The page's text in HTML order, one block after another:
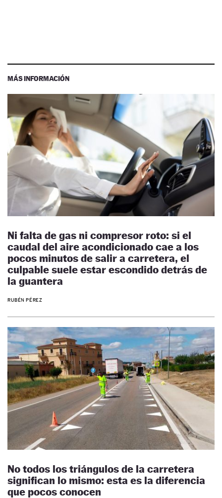
MÁS INFORMACIÓN
Ni falta de gas ni compresor roto: si el
caudal del aire acondicionado cae a los
pocos minutos de salir a carretera, el
culpable suele estar escondido detrás de
la guantera
RUBÉN PÉREZ
No todos los triángulos de la carretera
significan lo mismo: esta es la diferencia
que pocos conocen